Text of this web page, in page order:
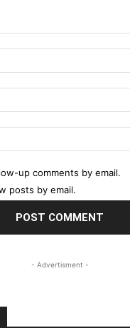
up comments by email.
posts by email.
- Advertisment -